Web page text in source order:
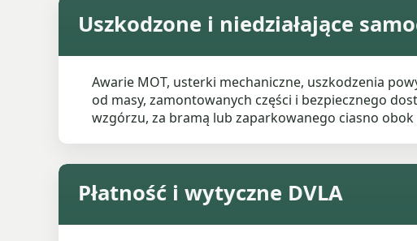
Uszkodzone i niedziałające
Awarie MOT, usterki mechaniczne, uszkodzenia
od masy, zamontowanych części i bezpiecznego
wzgórzu, za bramą lub zaparkowanego ciasno
Płatność i wytyczne DVLA